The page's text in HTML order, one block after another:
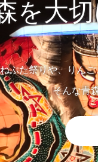
を大
ねぶた祭りや、りん
そんな青